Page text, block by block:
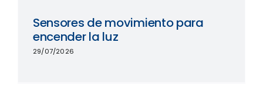
Sensores de movimiento para
encender la luz
29/07/2026